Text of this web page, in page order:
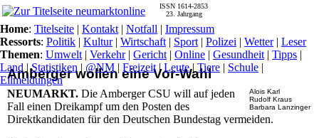
Amberger wollen eine Vor-Wahl
Alois Karl
Rudolf Kraus
Barbara Lanzinger
NEUMARKT. Die Amberger CSU will auf jeden
Fall einen Dreikampf um den Posten des
Direktkandidaten für den Deutschen Bundestag vermeiden.
ISSN 1614-2853
23. Jahrgang
Home: Titelseite | Kontakt | Notfall | Impressum
Ressorts: Politik | Kultur| Wirtschaft | Sport | Polizei | Wetter| Leser
Themen: Umwelt | Verkehr| Gericht | Online | Gesundheit | Tipps |
Land |Statistiken | @NM | Freizeit |Leute| Tiere | Schule |
Eilmeldungen